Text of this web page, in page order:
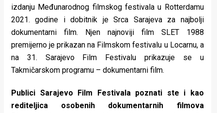
Ideje
koje
rade
Aktivizam
izdanju Međunarodnog filmskog festivala u Rotterdamu
2021. godine i dobitnik je Srca Sarajeva za najbolji
dokumentarni film. Njen najnoviji film SLET 1988
premijerno je prikazan na Filmskom festivalu u Locarnu, a
na 31. Sarajevo Film Festivalu prikazuje se u
Takmičarskom programu – dokumentarni film.
Publici Sarajevo Film Festivala poznati ste i kao
rediteljica osobenih dokumentarnih filmova